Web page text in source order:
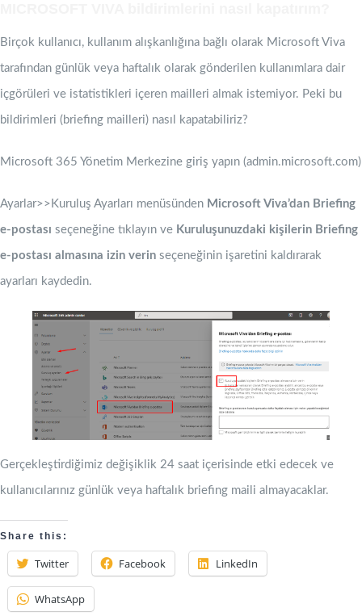
Birçok kullanıcı, kullanım alışkanlığına bağlı olarak Microsoft Viva
tarafından günlük veya haftalık olarak gönderilen kullanımlara dair
içgörüleri ve istatistikleri içeren mailleri almak istemiyor. Peki bu
bildirimleri (briefing mailleri) nasıl kapatabiliriz?
Microsoft 365 Yönetim Merkezine giriş yapın (admin.microsoft.com)
Ayarlar>>Kuruluş Ayarları menüsünden ‎Microsoft Viva‎’dan ‎Briefing‎
e-postası seçeneğine tıklayın ve Kuruluşunuzdaki kişilerin Briefing
e-postası almasına izin verin seçeneğinin işaretini kaldırarak
ayarları kaydedin.
Gerçekleştirdiğimiz değişiklik 24 saat içerisinde etki edecek ve
kullanıcılarınız günlük veya haftalık briefing maili almayacaklar.
Share this:
Twitter Facebook LinkedIn
WhatsApp